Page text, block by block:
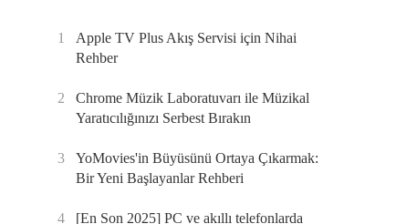
1
Apple TV Plus Akış Servisi için Nihai
Rehber
2
Chrome Müzik Laboratuvarı ile Müzikal
Yaratıcılığınızı Serbest Bırakın
3
YoMovies'in Büyüsünü Ortaya Çıkarmak:
Bir Yeni Başlayanlar Rehberi
4 [En Son 2025] PC ve akıllı telefonlarda